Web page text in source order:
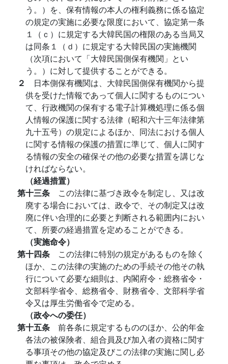
う。）を、保有情報の本人の権利義務に係る協定
の規定の実施に必要な限度において、協定第一条
１（ｃ）に規定する大韓民国の権限のある当局又
は同条１（ｄ）に規定する大韓民国の実施機関
（次項において「大韓民国側保有機関」とい
う。）に対して提供することができる。
２ 日本側保有機関は、大韓民国側保有機関から提
供を受けた情報であって個人に関するものについ
て、行政機関の保有する電子計算機処理に係る個
人情報の保護に関する法律（昭和六十三年法律第
九十五号）の規定によるほか、同法における個人
に関する情報の保護の措置に準じて、個人に関す
る情報の安全の確保その他の必要な措置を講じな
ければならない。
（経過措置）
第十三条 この法律に基づき政令を制定し、又は改
廃する場合においては、政令で、その制定又は改
廃に伴い合理的に必要と判断される範囲内におい
て、所要の経過措置を定めることができる。
（実施命令）
第十四条 この法律に特別の規定があるものを除く
ほか、この法律の実施のための手続その他その執
行について必要な細則は、内閣府令・総務省令・
文部科学省令、総務省令、財務省令、文部科学省
令又は厚生労働省令で定める。
（政令への委任）
第十五条 前各条に規定するもののほか、公的年金
各法の被保険者、組合員及び加入者の資格に関す
る事項その他の協定及びこの法律の実施に関し必